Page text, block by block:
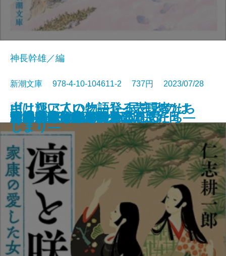
サキの忘れ物
沙林 偽りの王国〔上〕
沙林 偽りの王国〔下〕
舞姫
キリング・ヒル
ウナギが故郷に帰るとき
金春屋ゴメス 因果の刀
夏の約束、水の聲
母影
山は輝いていた―登る表現者たち
十三人の断章―
神長幹雄／編
新潮文庫 978-4-10-104611-2 737円 2023/07/28
文庫
凜と咲け―家康の愛した女たち―
ギリシア人の物語1―民主政のは
じまり―
芽吹長屋仕合せ帖 日日是好日
湖の女たち
脳はみんな病んでいる
ひとすじの光を辿れ
すべてはエマのために
幽世の薬剤師4
とわの庭
この気持ちもいつか忘れる